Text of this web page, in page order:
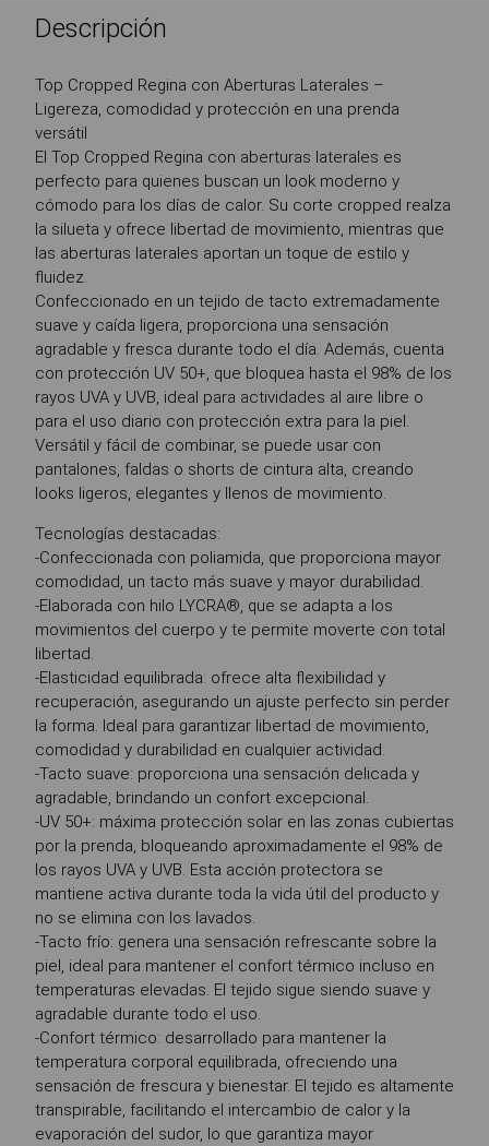
Descripción
Top Cropped Regina con Aberturas Laterales –
Ligereza, comodidad y protección en una prenda
versátil
El Top Cropped Regina con aberturas laterales es
perfecto para quienes buscan un look moderno y
cómodo para los días de calor. Su corte cropped realza
la silueta y ofrece libertad de movimiento, mientras que
las aberturas laterales aportan un toque de estilo y
fluidez.
Confeccionado en un tejido de tacto extremadamente
suave y caída ligera, proporciona una sensación
agradable y fresca durante todo el día. Además, cuenta
con protección UV 50+, que bloquea hasta el 98% de los
rayos UVA y UVB, ideal para actividades al aire libre o
para el uso diario con protección extra para la piel.
Versátil y fácil de combinar, se puede usar con
pantalones, faldas o shorts de cintura alta, creando
looks ligeros, elegantes y llenos de movimiento.
Tecnologías destacadas:
-Confeccionada con poliamida, que proporciona mayor
comodidad, un tacto más suave y mayor durabilidad.
-Elaborada con hilo LYCRA®, que se adapta a los
movimientos del cuerpo y te permite moverte con total
libertad.
-Elasticidad equilibrada: ofrece alta flexibilidad y
recuperación, asegurando un ajuste perfecto sin perder
la forma. Ideal para garantizar libertad de movimiento,
comodidad y durabilidad en cualquier actividad.
-Tacto suave: proporciona una sensación delicada y
agradable, brindando un confort excepcional.
-UV 50+: máxima protección solar en las zonas cubiertas
por la prenda, bloqueando aproximadamente el 98% de
los rayos UVA y UVB. Esta acción protectora se
mantiene activa durante toda la vida útil del producto y
no se elimina con los lavados.
-Tacto frío: genera una sensación refrescante sobre la
piel, ideal para mantener el confort térmico incluso en
temperaturas elevadas. El tejido sigue siendo suave y
agradable durante todo el uso.
-Confort térmico: desarrollado para mantener la
temperatura corporal equilibrada, ofreciendo una
sensación de frescura y bienestar. El tejido es altamente
transpirable, facilitando el intercambio de calor y la
evaporación del sudor, lo que garantiza mayor